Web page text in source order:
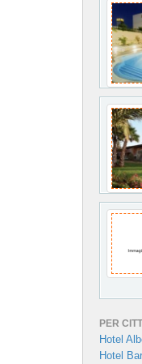
PER
Hotel
Hotel